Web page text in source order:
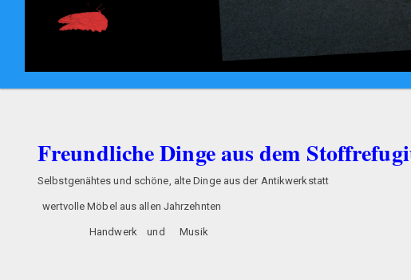
Freundliche Dinge aus dem
Selbstgenähtes und schöne, alte Dinge aus der
wertvolle Möbel aus allen
Handwerk und Musik oder
persönlich sind wir in